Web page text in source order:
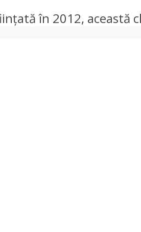
în 2012, această